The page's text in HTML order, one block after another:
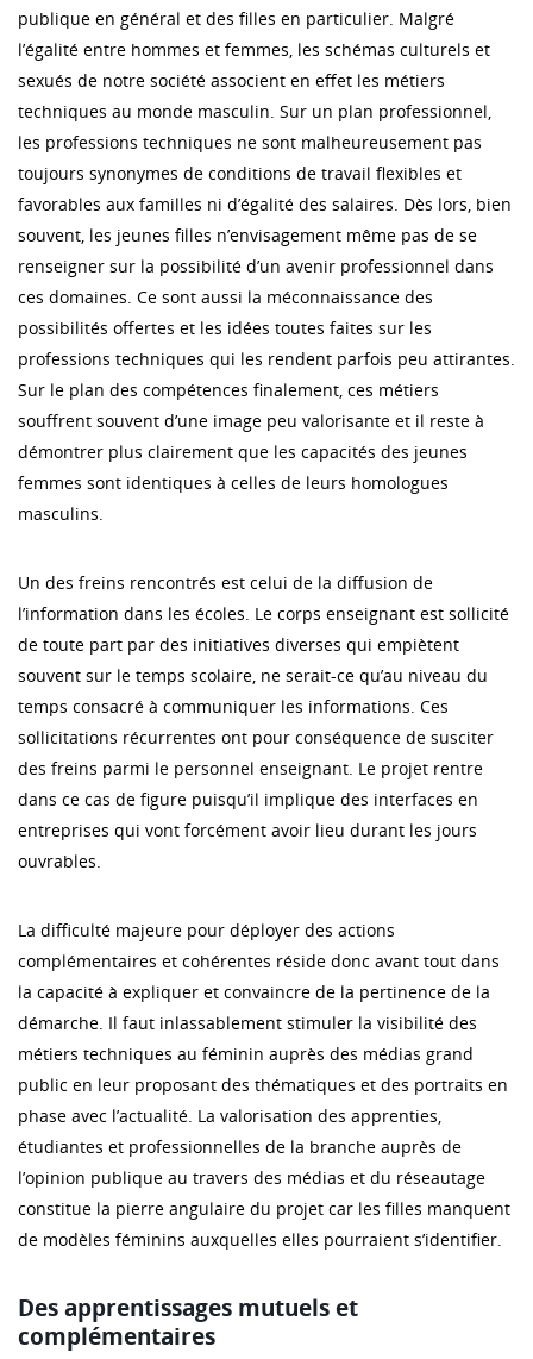
publique en général et des filles en particulier. Malgré
l’égalité entre hommes et femmes, les schémas culturels et
sexués de notre société associent en effet les métiers
techniques au monde masculin. Sur un plan professionnel,
les professions techniques ne sont malheureusement pas
toujours synonymes de conditions de travail flexibles et
favorables aux familles ni d’égalité des salaires. Dès lors, bien
souvent, les jeunes filles n’envisagement même pas de se
renseigner sur la possibilité d’un avenir professionnel dans
ces domaines. Ce sont aussi la méconnaissance des
possibilités offertes et les idées toutes faites sur les
professions techniques qui les rendent parfois peu attirantes.
Sur le plan des compétences finalement, ces métiers
souffrent souvent d’une image peu valorisante et il reste à
démontrer plus clairement que les capacités des jeunes
femmes sont identiques à celles de leurs homologues
masculins.
Un des freins rencontrés est celui de la diffusion de
l’information dans les écoles. Le corps enseignant est sollicité
de toute part par des initiatives diverses qui empiètent
souvent sur le temps scolaire, ne serait-ce qu’au niveau du
temps consacré à communiquer les informations. Ces
sollicitations récurrentes ont pour conséquence de susciter
des freins parmi le personnel enseignant. Le projet rentre
dans ce cas de figure puisqu’il implique des interfaces en
entreprises qui vont forcément avoir lieu durant les jours
ouvrables.
La difficulté majeure pour déployer des actions
complémentaires et cohérentes réside donc avant tout dans
la capacité à expliquer et convaincre de la pertinence de la
démarche. Il faut inlassablement stimuler la visibilité des
métiers techniques au féminin auprès des médias grand
public en leur proposant des thématiques et des portraits en
phase avec l’actualité. La valorisation des apprenties,
étudiantes et professionnelles de la branche auprès de
l’opinion publique au travers des médias et du réseautage
constitue la pierre angulaire du projet car les filles manquent
de modèles féminins auxquelles elles pourraient s’identifier.
Des apprentissages mutuels et
complémentaires